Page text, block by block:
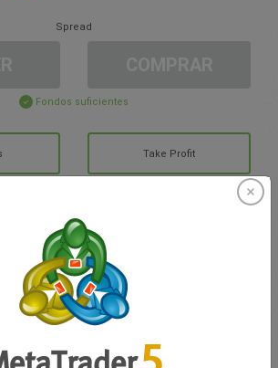
Spread
Fondos suficientes
Take Profit
Cree una cuenta de trading